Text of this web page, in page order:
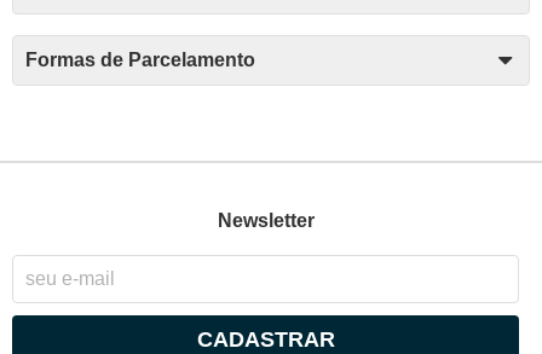
Formas de Parcelamento
Newsletter
CADASTRAR